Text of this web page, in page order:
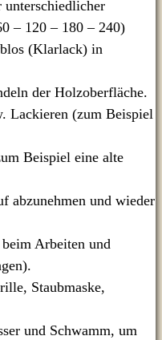
unterschiedlicher
– 120 – 180 – 240)
(Klarlack) in
der Holzoberfläche.
Lackieren (zum Beispiel
Beispiel eine alte
abzunehmen und wieder
Arbeiten und
Staubmaske,
und Schwamm, um